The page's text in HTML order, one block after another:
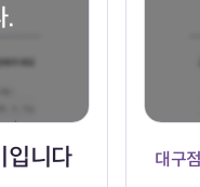
.
입니다 대구점